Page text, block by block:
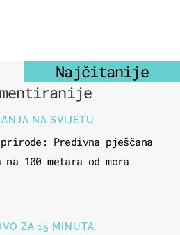
Najčitanije
NA SVIJETU
prirode: Predivna pješčana
na 100 metara od mora
ZA 15 MINUTA